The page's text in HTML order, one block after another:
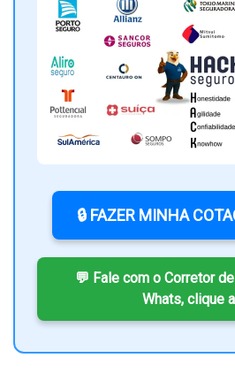
🔒 FAZER MINHA
💬 Fale com o Corretor
Whats, clique